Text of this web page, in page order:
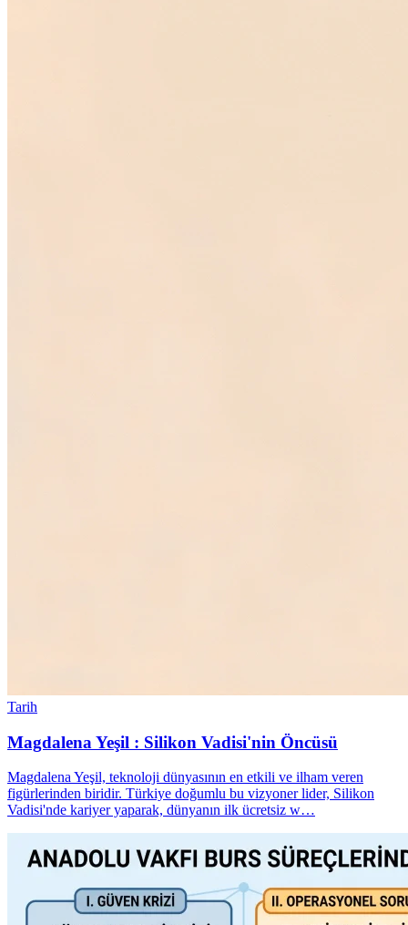
Tarih
Magdalena Yeşil : Silikon Vadisi'nin Öncüsü
Magdalena Yeşil, teknoloji dünyasının en etkili ve ilham veren
figürlerinden biridir. Türkiye doğumlu bu vizyoner lider, Silikon
Vadisi'nde kariyer yaparak, dünyanın ilk ücretsiz w…